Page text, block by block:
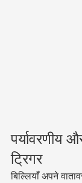
पर्यावरणीय
ट्रिगर
बिल्लियाँ अपने